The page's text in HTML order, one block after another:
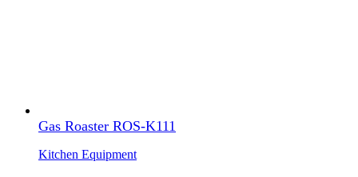
Gas Roaster ROS-K111
Kitchen Equipment